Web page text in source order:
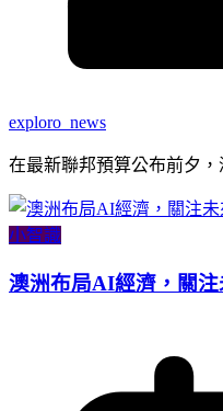
exploro_news
在最新聯邦預算公布前夕，
小智識
澳洲布局AI經濟，關